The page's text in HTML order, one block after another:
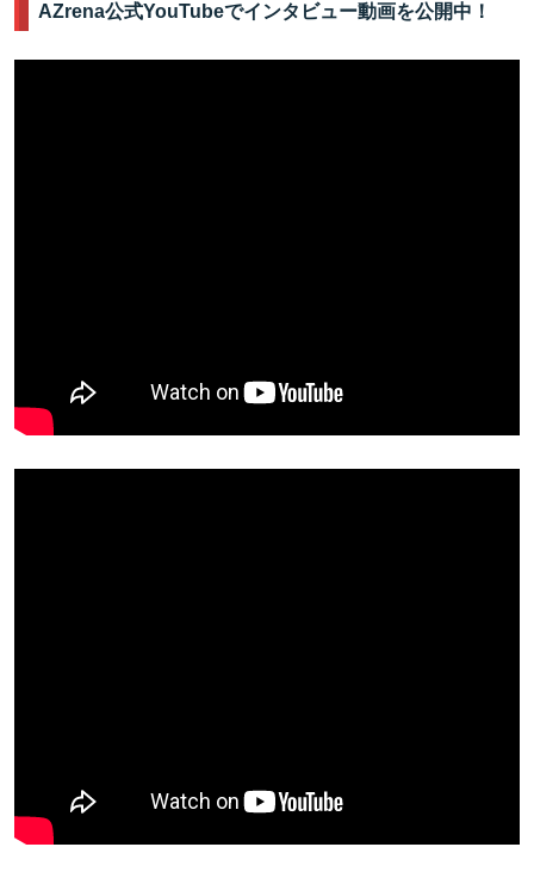
AZrena公式YouTubeでインタビュー動画を公開中！